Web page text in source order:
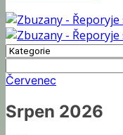
Červenec
Srpen 2026